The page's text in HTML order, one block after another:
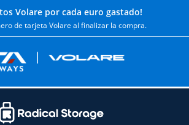
Volare por cada euro gastado!
de tarjeta Volare al finalizar la compra.